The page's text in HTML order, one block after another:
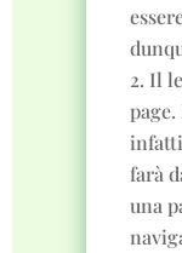
Il
page.
farà
una